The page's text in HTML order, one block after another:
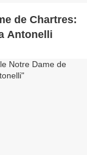
de Chartres:
Antonelli